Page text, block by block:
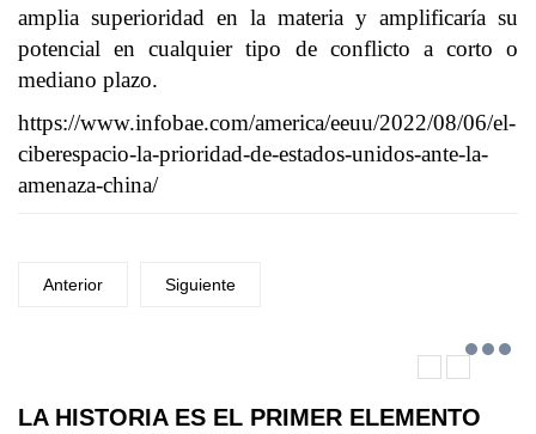
amplia superioridad en la materia y amplificaría su
potencial en cualquier tipo de conflicto a corto o
mediano plazo.
https://www.infobae.com/america/eeuu/2022/08/06/el-
ciberespacio-la-prioridad-de-estados-unidos-ante-la-
amenaza-china/
Anterior Siguiente
LA HISTORIA ES EL PRIMER ELEMENTO